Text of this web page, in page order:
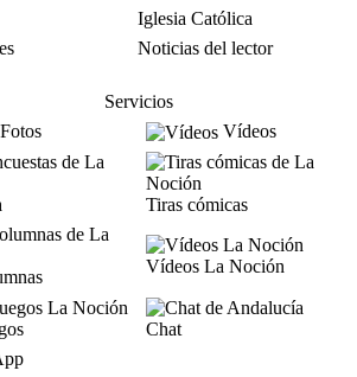
Iglesia Católica
Noticias del lector
Servicios
Fotos
Vídeos
Tiras cómicas
Vídeos La Noción
Chat